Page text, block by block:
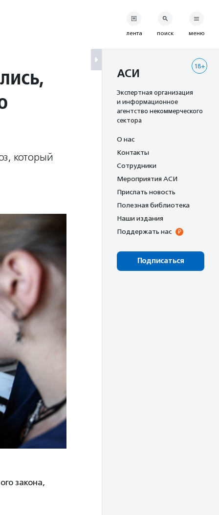
который
закона,
лента поиск меню
18+
АСИ
Экспертная организация
и информационное
агентство некоммерческого
сектора
О нас
Контакты
Сотрудники
Мероприятия АСИ
Прислать новость
Полезная библиотека
Наши издания
Поддержать нас
Подписаться